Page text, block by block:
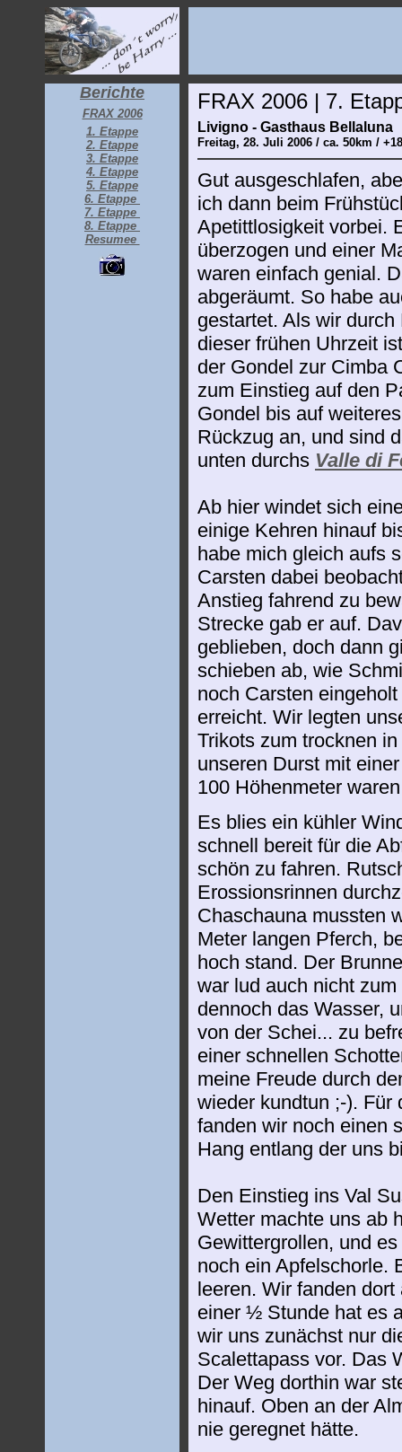
Berichte
FRAX 2006
1. Etappe
2. Etappe
3. Etappe
4. Etappe
5. Etappe
6. Etappe
7. Etappe
8. Etappe
Resumee
FRAX 2006 | 7.
Livigno - Gasthaus Bellaluna
Freitag, 28. Juli 2006 / ca. 50km /
Gut ausgeschlafen,
ich dann beim
Apetittlosigkeit vorbei.
überzogen und einer
waren einfach genial.
abgeräumt. So habe
gestartet. Als wir
dieser frühen Uhrzeit
der Gondel zur Cimba
zum Einstieg auf den
Gondel bis auf
Rückzug an, und sind
unten durchs Valle di
Ab hier windet sich
einige Kehren hinauf
habe mich gleich aufs
Carsten dabei
Anstieg fahrend zu
Strecke gab er auf.
geblieben, doch dann
schieben ab, wie
noch Carsten
erreicht. Wir legten
Trikots zum trocknen
unseren Durst mit
100 Höhenmeter
Es blies ein kühler
schnell bereit für die
schön zu fahren.
Erossionsrinnen
Chaschauna mussten
Meter langen Pferch,
hoch stand. Der
war lud auch nicht
dennoch das Wasser,
von der Schei... zu
einer schnellen
meine Freude durch
wieder kundtun ;-). Für
fanden wir noch einen
Hang entlang der uns
Den Einstieg ins Val
Wetter machte uns ab
Gewittergrollen, und
noch ein Apfelschorle.
leeren. Wir fanden
einer ½ Stunde hat es
wir uns zunächst nur
Scalettapass vor. Das
Der Weg dorthin war
hinauf. Oben an der
nie geregnet hätte.